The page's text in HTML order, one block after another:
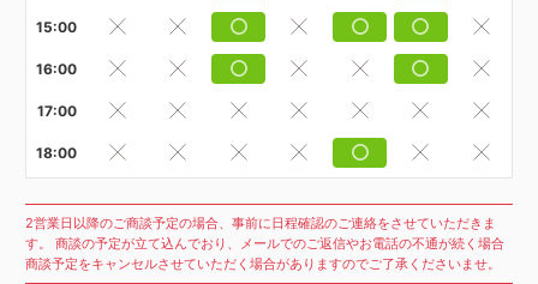
15:00
16:00
17:00
18:00
2営業日以降のご商談予定の場合、事前に日程確認のご連絡をさせていただきま
す。 商談の予定が立て込んでおり、メールでのご返信やお電話の不通が続く場合
商談予定をキャンセルさせていただく場合がありますのでご了承くださいませ。